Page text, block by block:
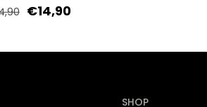
€14,90
SHOP